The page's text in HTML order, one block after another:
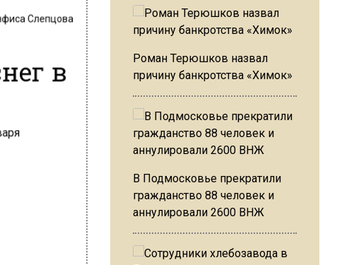
Слепцова
в
Роман Терюшков назвал
причину банкротства «Химок»
В Подмосковье прекратили
гражданство 88 человек и
аннулировали 2600 ВНЖ